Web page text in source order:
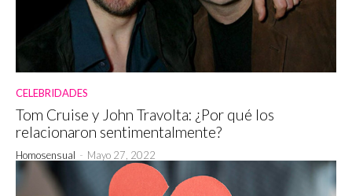
CELEBRIDADES
Tom Cruise y John Travolta: ¿Por qué los
relacionaron sentimentalmente?
Homosensual - Mayo 27, 2022